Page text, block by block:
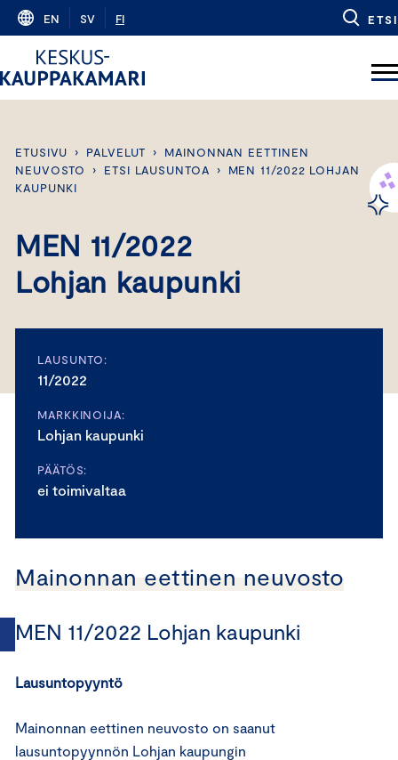
Skip
content
EN SV FI ETSI
ETUSIVU › PALVELUT ›
MAINONNAN EETTINEN
NEUVOSTO
› ETSI LAUSUNTOA ›
MEN 11/2022 LOHJAN
KAUPUNKI
MEN 11/2022
Lohjan kaupunki
LAUSUNTO:
11/2022
MARKKINOIJA:
Lohjan kaupunki
PÄÄTÖS:
ei toimivaltaa
Mainonnan eettinen neuvosto
MEN 11/2022 Lohjan kaupunki
Lausuntopyyntö
Mainonnan eettinen neuvosto on saanut
lausuntopyynnön Lohjan kaupungin